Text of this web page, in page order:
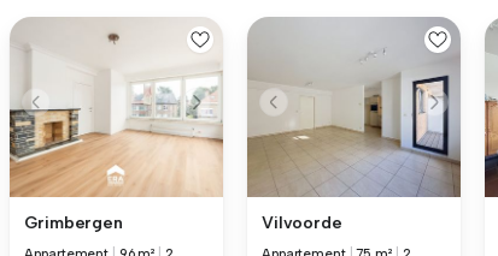
Grimbergen Vilvoorde